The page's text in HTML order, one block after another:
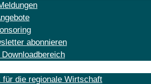
abonnieren
für die regionale Wirtschaft